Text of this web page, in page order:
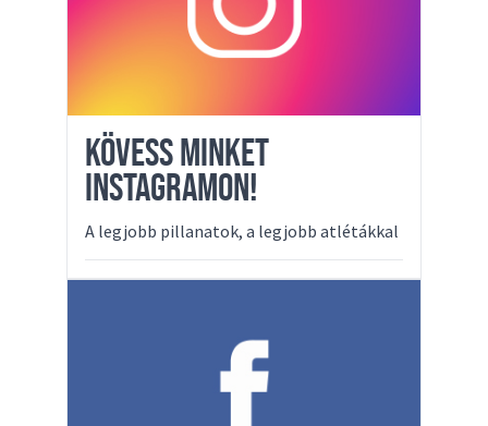
KÖVESS MINKET
INSTAGRAMON!
A legjobb pillanatok, a legjobb atlétákkal